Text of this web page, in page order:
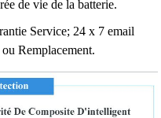
de vie de la batterie.
Service; 24 x 7 email
Remplacement.